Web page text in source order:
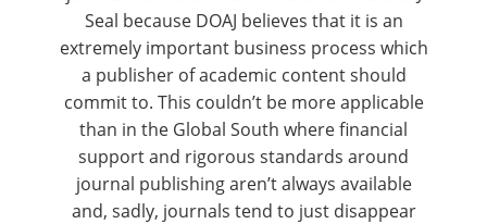
Seal because DOAJ believes that it is an
extremely important business process which
a publisher of academic content should
commit to. This couldn’t be more applicable
than in the Global South where financial
support and rigorous standards around
journal publishing aren’t always available
and, sadly, journals tend to just disappear